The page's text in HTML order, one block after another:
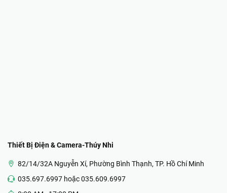
Thiết Bị Điện & Camera-Thúy Nhi
82/14/32A Nguyễn Xí, Phường Bình Thạnh, TP. Hồ Chí Minh
035.697.6997 hoặc 035.609.6997